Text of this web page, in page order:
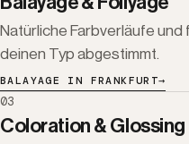
Natürliche Farbverläufe und
deinen Typ abgestimmt.
BALAYAGE IN FRANKFURT→
03
Coloration & Glossing